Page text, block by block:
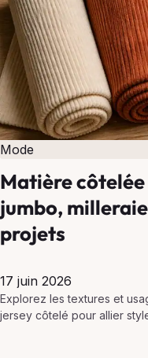
Mode
Matière
jumbo,
projets
17 juin 2026
Explorez les textures et
jersey côtelé pour allier